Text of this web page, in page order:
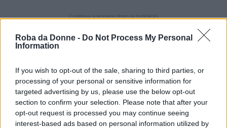
Roba da Donne - Do Not Process My Personal
Information
If you wish to opt-out of the sale, sharing to third parties, or
processing of your personal or sensitive information for
targeted advertising by us, please use the below opt-out
section to confirm your selection. Please note that after your
opt-out request is processed you may continue seeing
interest-based ads based on personal information utilized by
dirci che le proprietà di frutta e verdura si
mantengono solo nel loro ambiente naturale.
Meglio risparmiare, dunque, e guadagnare di
più per la propria salute.